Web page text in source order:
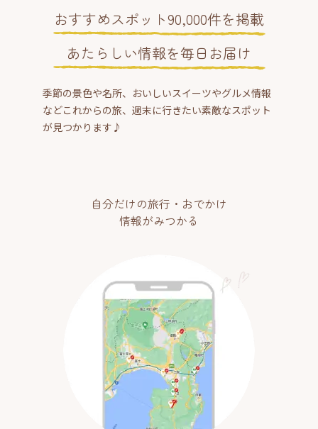
おすすめスポット90,000件を掲載
あたらしい情報を毎日お届け
季節の景色や名所、おいしいスイーツやグルメ情報
などこれからの旅、週末に行きたい素敵なスポット
が見つかります♪
自分だけの旅行・おでかけ
情報がみつかる